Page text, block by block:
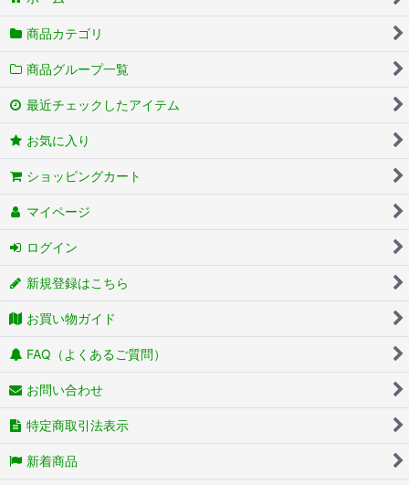
商品カテゴリ
商品グループ一覧
最近チェックしたアイテム
お気に入り
ショッピングカート
マイページ
ログイン
新規登録はこちら
お買い物ガイド
FAQ（よくあるご質問）
お問い合わせ
特定商取引法表示
新着商品